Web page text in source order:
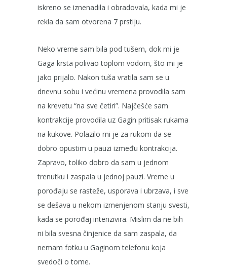
iskreno se iznenadila i obradovala, kada mi je
rekla da sam otvorena 7 prstiju.
Neko vreme sam bila pod tušem, dok mi je
Gaga krsta polivao toplom vodom, što mi je
jako prijalo. Nakon tuša vratila sam se u
dnevnu sobu i većinu vremena provodila sam
na krevetu “na sve četiri”. Najčešće sam
kontrakcije provodila uz Gagin pritisak rukama
na kukove. Polazilo mi je za rukom da se
dobro opustim u pauzi između kontrakcija.
Zapravo, toliko dobro da sam u jednom
trenutku i zaspala u jednoj pauzi. Vreme u
porođaju se rasteže, usporava i ubrzava, i sve
se dešava u nekom izmenjenom stanju svesti,
kada se porođaj intenzivira. Mislim da ne bih
ni bila svesna činjenice da sam zaspala, da
nemam fotku u Gaginom telefonu koja
svedoči o tome.